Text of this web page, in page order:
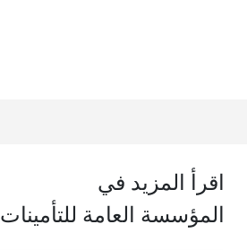
اقرأ المزيد في
المؤسسة العامة للتأمينات